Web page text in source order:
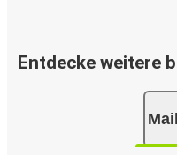
Entdecke weitere